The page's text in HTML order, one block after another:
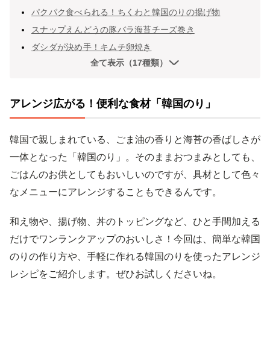
パクパク食べられる！ちくわと韓国のりの揚げ物
スナップえんどうの豚バラ海苔チーズ巻き
ダシダが決め手！キムチ卵焼き
全て表示（17種類）
アレンジ広がる！便利な食材「韓国のり」
韓国で親しまれている、ごま油の香りと海苔の香ばしさが
一体となった「韓国のり」。そのままおつまみとしても、
ごはんのお供としてもおいしいのですが、具材として色々
なメニューにアレンジすることもできるんです。
和え物や、揚げ物、丼のトッピングなど、ひと手間加える
だけでワンランクアップのおいしさ！今回は、簡単な韓国
のりの作り方や、手軽に作れる韓国のりを使ったアレンジ
レシピをご紹介します。ぜひお試しくださいね。